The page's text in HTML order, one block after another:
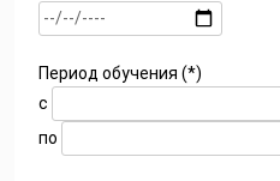
Период обучения (*)
с
по